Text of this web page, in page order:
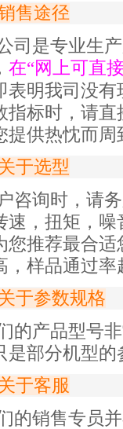
售途径
司是专业生
在“网上可直
表明我司没
指标时，请
提供热忱而周
于选型
咨询时，请
速，扭矩，
您推荐最合
，样品通过率
于参数规格
的产品型号
是部分机型
于客服
的销售专员